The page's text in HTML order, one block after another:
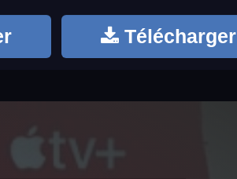
Télécharger